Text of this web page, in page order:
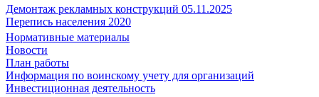
Демонтаж рекламных конструкций 05.11.2025
Перепись населения 2020
Нормативные материалы
Новости
План работы
Информация по воинскому учету для организаций
Инвестиционная деятельность